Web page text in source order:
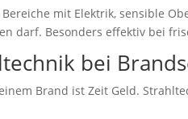
Bereiche mit Elektrik, sensible
darf. Besonders effektiv bei
bei
Brand ist Zeit Geld.